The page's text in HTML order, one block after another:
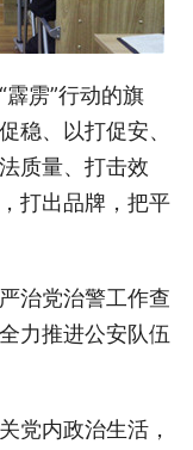
雳”行动的旗
稳、以打促安、
质量、打击效
打出品牌，把平
治党治警工作查
力推进公安队伍
党内政治生活，